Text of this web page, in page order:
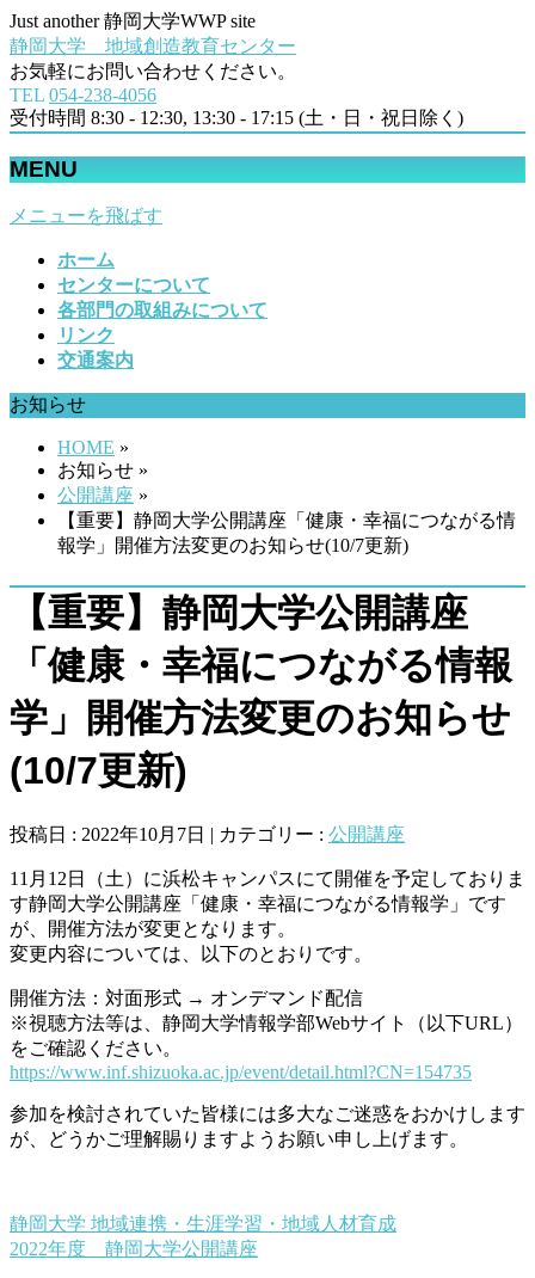
Just another 静岡大学WWP site
静岡大学 地域創造教育センター
お気軽にお問い合わせください。
TEL 054‐238-4056
受付時間 8:30 - 12:30, 13:30 - 17:15 (土・日・祝日除く)
MENU
メニューを飛ばす
ホーム
センターについて
各部門の取組みについて
リンク
交通案内
お知らせ
HOME »
お知らせ »
公開講座 »
【重要】静岡大学公開講座「健康・幸福につながる情
報学」開催方法変更のお知らせ(10/7更新)
【重要】静岡大学公開講座
「健康・幸福につながる情報
学」開催方法変更のお知らせ
(10/7更新)
投稿日 : 2022年10月7日 | カテゴリー : 公開講座
11月12日（土）に浜松キャンパスにて開催を予定しておりま
す静岡大学公開講座「健康・幸福につながる情報学」です
が、開催方法が変更となります。
変更内容については、以下のとおりです。
開催方法：対面形式 → オンデマンド配信
※視聴方法等は、静岡大学情報学部Webサイト（以下URL）
をご確認ください。
https://www.inf.shizuoka.ac.jp/event/detail.html?CN=154735
参加を検討されていた皆様には多大なご迷惑をおかけします
が、どうかご理解賜りますようお願い申し上げます。
静岡大学 地域連携・生涯学習・地域人材育成
2022年度 静岡大学公開講座